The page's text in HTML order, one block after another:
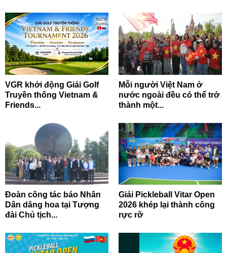
VGR khởi động Giải Golf
Truyền thống Vietnam &
Friends...
Mỗi người Việt Nam ở
nước ngoài đều có thể trở
thành một...
Đoàn công tác báo Nhân
Dân dâng hoa tại Tượng
đài Chủ tịch...
Giải Pickleball Vitar Open
2026 khép lại thành công
rực rỡ